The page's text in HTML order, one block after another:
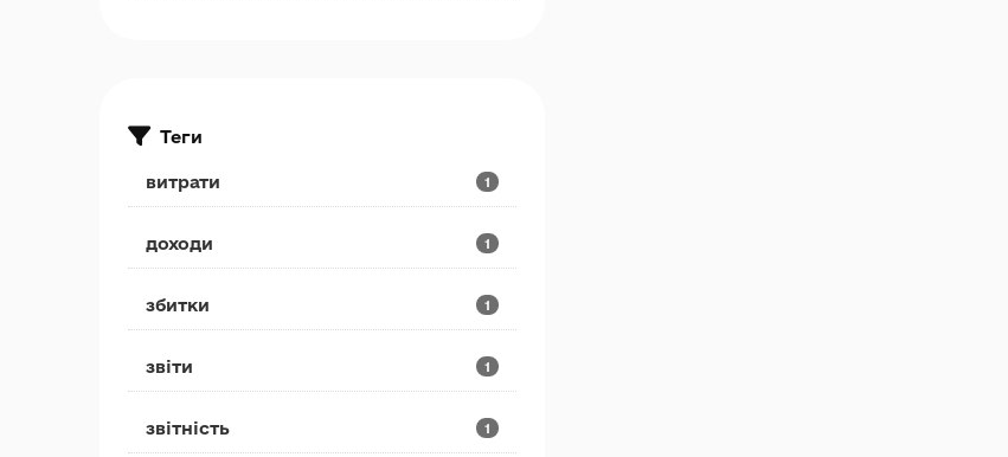
Теги
витрати 1
доходи 1
збитки 1
звіти 1
звітність 1